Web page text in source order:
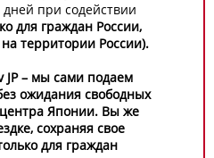
при содействии
для граждан России,
территории России).
JP – мы сами подаем
ожидания свободных
центра Японии. Вы же
сохраняя свое
для граждан